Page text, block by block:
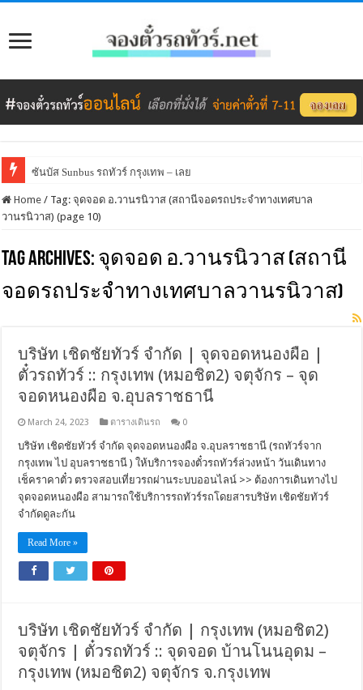
ซันบัส Sunbus รถทัวร์ กรุงเทพ – เลย
Home / Tag:จุดจอด อ.วานรนิวาส (สถานีจอดรถประจำทางเทศบาล
วานรนิวาส) (page 10)
Tag Archives: จุดจอด อ.วานรนิวาส (สถานี
จอดรถประจำทางเทศบาลวานรนิวาส)
บริษัท เชิดชัยทัวร์ จำกัด | จุดจอดหนองผือ |
ตั๋วรถทัวร์ :: กรุงเทพ (หมอชิต2) จตุจักร – จุด
จอดหนองผือ จ.อุบลราชธานี
March 24, 2023 ตารางเดินรถ 0
บริษัท เชิดชัยทัวร์ จำกัด จุดจอดหนองผือ จ.อุบลราชธานี (รถทัวร์จาก
กรุงเทพ ไป อุบลราชธานี ) ให้บริการจองตั๋วรถทัวร์ล่วงหน้า วันเดินทาง
เช็คราคาตั๋ว ตรวจสอบเที่ยวรถผ่านระบบออนไลน์ >> ต้องการเดินทางไป
จุดจอดหนองผือ สามารถใช้บริการรถทัวร์รถโดยสารบริษัท เชิดชัยทัวร์
จำกัดดูละกัน
Read More »
บริษัท เชิดชัยทัวร์ จำกัด | กรุงเทพ (หมอชิต2)
จตุจักร | ตั๋วรถทัวร์ :: จุดจอด บ้านโนนอุดม –
กรุงเทพ (หมอชิต2) จตุจักร จ.กรุงเทพ